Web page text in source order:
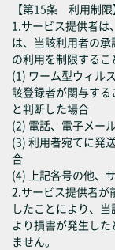
【第15条 利用制限
1.サービス提供者は
は、当該利用者の
の利用を制限するこ
(1) ワーム型ウィル
該登録者が関与す
と判断した場合
(2) 電話、電子メー
(3) 利用者宛てに発
合
(4) 上記各号の他、
2.サービス提供者が
したことにより、
より損害が発生し
ません。